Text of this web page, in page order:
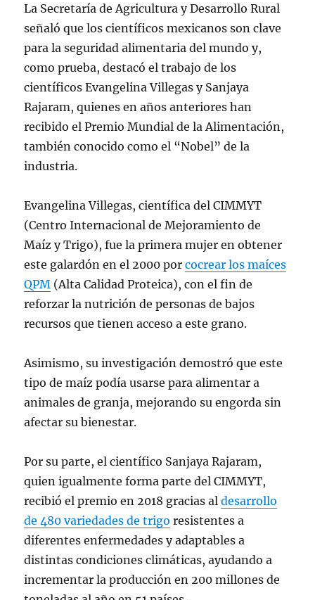
La Secretaría de Agricultura y Desarrollo Rural
señaló que los científicos mexicanos son clave
para la seguridad alimentaria del mundo y,
como prueba, destacó el trabajo de los
científicos Evangelina Villegas y Sanjaya
Rajaram, quienes en años anteriores han
recibido el Premio Mundial de la Alimentación,
también conocido como el “Nobel” de la
industria.
Evangelina Villegas, científica del CIMMYT
(Centro Internacional de Mejoramiento de
Maíz y Trigo), fue la primera mujer en obtener
este galardón en el 2000 porcocrear los maíces
QPM (Alta Calidad Proteica), con el fin de
reforzar la nutrición de personas de bajos
recursos que tienen acceso a este grano.
Asimismo, su investigación demostró que este
tipo de maíz podía usarse para alimentar a
animales de granja, mejorando su engorda sin
afectar su bienestar.
Por su parte, el científico Sanjaya Rajaram,
quien igualmente forma parte del CIMMYT,
recibió el premio en 2018 gracias aldesarrollo
de 480 variedades de trigo resistentes a
diferentes enfermedades y adaptables a
distintas condiciones climáticas, ayudando a
incrementar la producción en 200 millones de